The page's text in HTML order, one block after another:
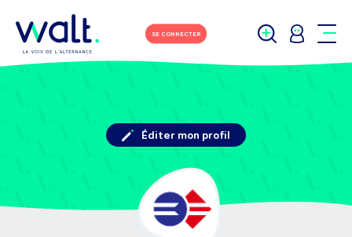
SE CONNECTER
Éditer mon profil